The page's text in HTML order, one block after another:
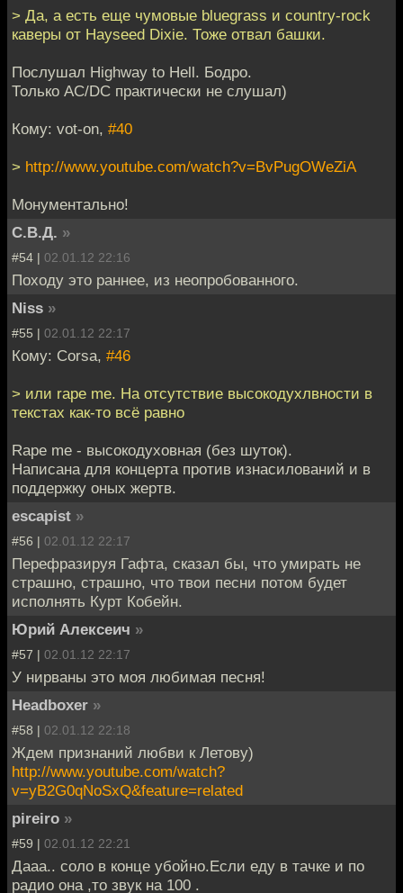
> Да, а есть еще чумовые bluegrass и country-rock
каверы от Hayseed Dixie. Тоже отвал башки.
Послушал Highway to Hell. Бодро.
Только AC/DC практически не слушал)
Кому: vot-on, #40
> http://www.youtube.com/watch?v=BvPugOWeZiA
Монументально!
С.В.Д. »
#54 | 02.01.12 22:16
Походу это раннее, из неопробованного.
Niss »
#55 | 02.01.12 22:17
Кому: Corsa, #46
> или rape me. На отсутствие высокодухлвности в
текстах как-то всё равно
Rape me - высокодуховная (без шуток).
Написана для концерта против изнасилований и в
поддержку оных жертв.
escapist »
#56 | 02.01.12 22:17
Перефразируя Гафта, сказал бы, что умирать не
страшно, страшно, что твои песни потом будет
исполнять Курт Кобейн.
Юрий Алексеич »
#57 | 02.01.12 22:17
У нирваны это моя любимая песня!
Headboxer »
#58 | 02.01.12 22:18
Ждем признаний любви к Летову)
http://www.youtube.com/watch?
v=yB2G0qNoSxQ&feature=related
pireiro »
#59 | 02.01.12 22:21
Дааа.. соло в конце убойно.Если еду в тачке и по
радио она ,то звук на 100 .